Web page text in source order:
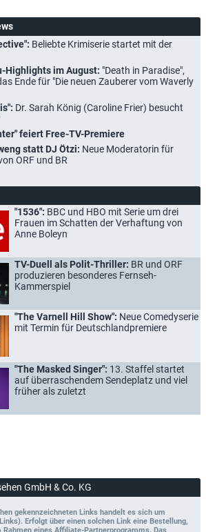
Beliebte Krimiserie startet mit der
Highlights im August: "Death in Paradise",
Ende für "Die neuen Zauberer vom Waverly
Dr. Sarah König (Caroline Frier) besucht
feiert Free-TV-Premiere
statt DJ Ötzi: Neue Moderatorin für
ORF und BR
"1536": BBC und HBO mit Serie um drei
Frauen im Schatten der Verhaftung von
Anne Boleyn
TV-Duell als Polit-Thriller: BR und ORF
produzieren besonderes Fernseh-
Kammerspiel
"The Varnell Hill Show": Neue Comedyserie
mit Termin für Deutschlandpremiere
"The Masked Singer": 13. Staffel startet
auf überraschendem Sendeplatz und viel
früher als zuletzt
GmbH & Co. KG
gekennzeichneten Links handelt es sich um
Erfolgt über einen solchen Link eine Bestellung,
eines Affiliate-Partnerprogramms. Das